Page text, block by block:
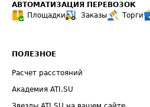
АВТОМАТИЗАЦИЯ ПЕРЕВОЗОК
Площадки
Заказы Торги
ПОЛЕЗНОЕ
Расчет расстояний
Академия ATI.SU